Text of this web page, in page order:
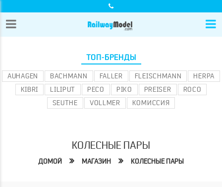
ТОП-БРЕНДЫ
AUHAGEN BACHMANN FALLER FLEISCHMANN
HERPA
KIBRI
LILIPUT PECO PIKO PREISER
ROCO
SEUTHE
VOLLMER КОМИССИЯ
КОЛЕСНЫЕ ПАРЫ
ДОМОЙ МАГАЗИН КОЛЕСНЫЕ ПАРЫ